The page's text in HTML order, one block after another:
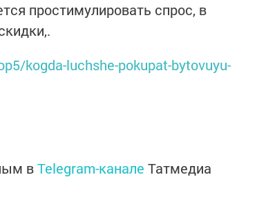
простимулировать спрос, в
kogda-luchshe-pokupat-bytovuyu-
вTelegram-канале Татмедиа